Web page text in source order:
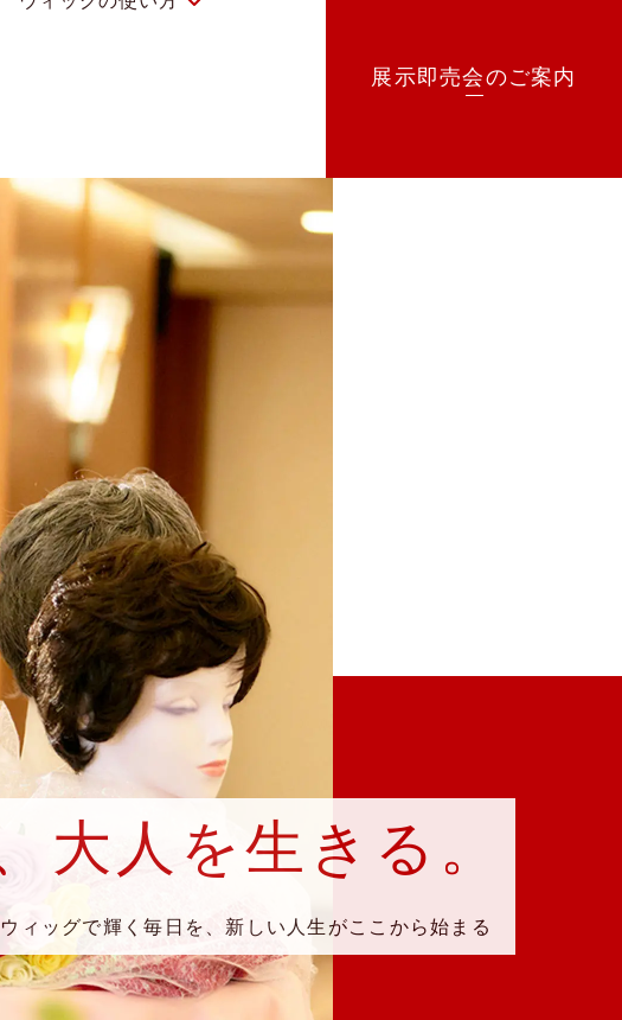
ヘアファンデーション
よくあるご質問
展示即売会のご案内
大人を生きる。
ィッグで輝く毎日を、新しい人生がここから始まる